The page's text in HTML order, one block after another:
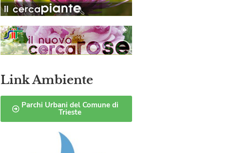
Link Ambiente
Parchi Urbani del Comune di
Trieste